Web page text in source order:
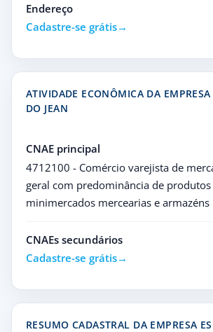
Endereço
Cadastre-se grátis
ATIVIDADE ECONÔMICA DA
DO JEAN
CNAE principal
4712100 - Comércio varejista de
geral com predominância de
minimercados mercearias e armazéns
CNAEs secundários
Cadastre-se grátis
RESUMO CADASTRAL DA EMPRESA